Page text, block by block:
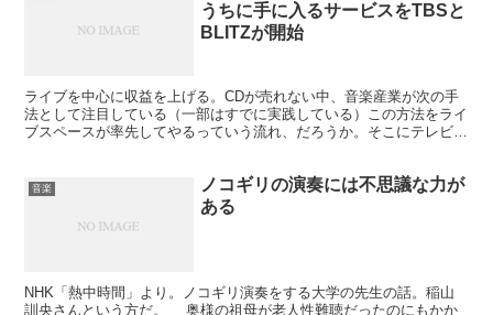
うちに手に入るサービスをTBSと
BLITZが開始
ライブを中心に収益を上げる。CDが売れない中、音楽産業が次の手
法として注目している（一部はすでに実践している）この方法をライ
ブスペースが率先してやるっていう流れ、だろうか。そこにテレビ局
音楽
ノコギリの演奏には不思議な力が
ある
NHK「熱中時間」より。ノコギリ演奏をする大学の先生の話。稲山
訓央さんという方だ。 奥様の祖母が老人性難聴だったのにもかか